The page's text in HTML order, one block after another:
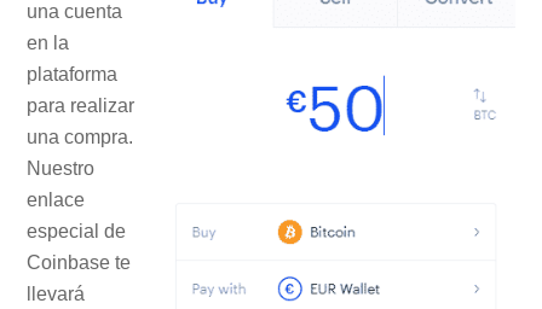
una cuenta
en la
plataforma
para realizar
una compra.
Nuestro
enlace
especial de
Coinbase te
llevará